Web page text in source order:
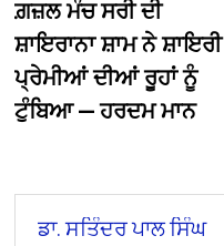
navigation
ਗ਼ਜ਼ਲ ਮੰਚ ਸਰੀ ਦੀ
ਸ਼ਾਇਰਾਨਾ ਸ਼ਾਮ ਨੇ ਸ਼ਾਇਰੀ
ਪ੍ਰੇਮੀਆਂ ਦੀਆਂ ਰੂਹਾਂ ਨੂੰ
ਟੁੰਬਿਆ — ਹਰਦਮ ਮਾਨ
ਡਾ. ਸਤਿੰਦਰ ਪਾਲ ਸਿੰਘ